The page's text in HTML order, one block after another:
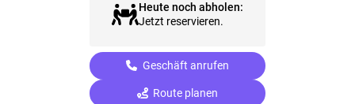
Heute noch abholen:
Jetzt reservieren.
Geschäft anrufen
Route planen